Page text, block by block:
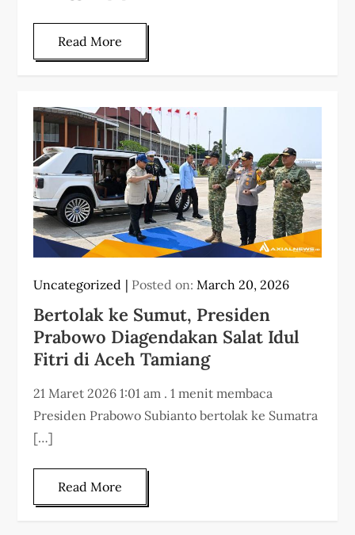
Read More
Uncategorized Posted on:March 20, 2026
‎Bertolak ke Sumut, Presiden
Prabowo Diagendakan Salat Idul
Fitri di Aceh Tamiang
21 Maret 2026 1:01 am . 1 menit membaca
Presiden Prabowo Subianto bertolak ke Sumatra
[…]
Read More